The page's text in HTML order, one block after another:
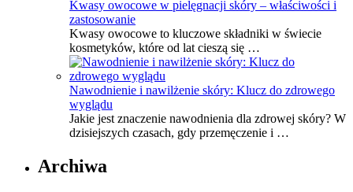
Kwasy owocowe w pielęgnacji skóry – właściwości i
zastosowanie
Kwasy owocowe to kluczowe składniki w świecie
kosmetyków, które od lat cieszą się …
Nawodnienie i nawilżenie skóry: Klucz do zdrowego
wyglądu
Jakie jest znaczenie nawodnienia dla zdrowej skóry? W
dzisiejszych czasach, gdy przemęczenie i …
Archiwa